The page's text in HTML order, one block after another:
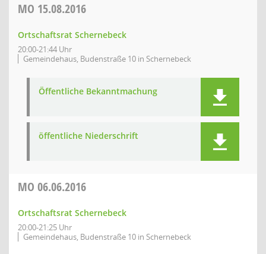
MO 15.08.2016
Ortschaftsrat Schernebeck
20:00-21:44 Uhr
Gemeindehaus, Budenstraße 10 in Schernebeck
Öffentliche Bekanntmachung
öffentliche Niederschrift
MO 06.06.2016
Ortschaftsrat Schernebeck
20:00-21:25 Uhr
Gemeindehaus, Budenstraße 10 in Schernebeck